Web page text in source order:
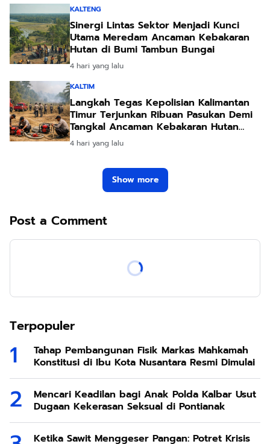
KALTENG
Sinergi Lintas Sektor Menjadi Kunci
Utama Meredam Ancaman Kebakaran
Hutan di Bumi Tambun Bungai
4 hari yang lalu
KALTIM
Langkah Tegas Kepolisian Kalimantan
Timur Terjunkan Ribuan Pasukan Demi
Tangkal Ancaman Kebakaran Hutan
Akibat Kemarau Ekstrem
4 hari yang lalu
Show more
Post a Comment
Terpopuler
Tahap Pembangunan Fisik Markas Mahkamah
Konstitusi di Ibu Kota Nusantara Resmi Dimulai
Mencari Keadilan bagi Anak Polda Kalbar Usut
Dugaan Kekerasan Seksual di Pontianak
Ketika Sawit Menggeser Pangan: Potret Krisis